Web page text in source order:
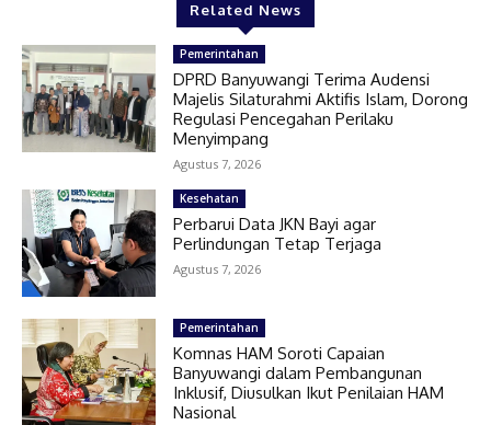
Related News
Pemerintahan
DPRD Banyuwangi Terima Audensi
Majelis Silaturahmi Aktifis Islam, Dorong
Regulasi Pencegahan Perilaku
Menyimpang
Agustus 7, 2026
Kesehatan
Perbarui Data JKN Bayi agar
Perlindungan Tetap Terjaga
Agustus 7, 2026
Pemerintahan
Komnas HAM Soroti Capaian
Banyuwangi dalam Pembangunan
Inklusif, Diusulkan Ikut Penilaian HAM
Nasional